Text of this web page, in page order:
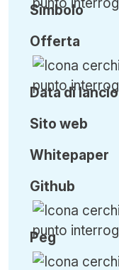
Simbolo
Offerta
Data di lancio
Sito web
Whitepaper
Github
Peg